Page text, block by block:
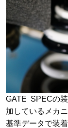
GATE SPECの
加しているメカ
基準データで装